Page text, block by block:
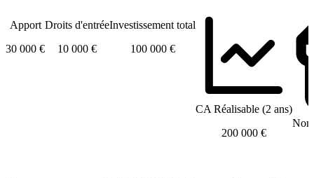
Apport
30 000 €
Droits d'entrée
10 000 €
Investissement total
100 000 €
CA Réalisable (2 ans)
200 000 €